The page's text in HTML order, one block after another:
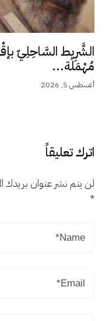
الشَّرِيط السَّاحِلِيّ
مُهْمَلَة...
أغسطس 5, 2026
اترك تعليقاً
لن يتم نشر عنوان بريدك
*